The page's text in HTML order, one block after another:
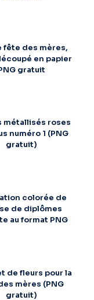
fête des mères,
en papier
gratuit
métallisés roses
numéro 1 (PNG
gratuit)
colorée de
de diplômes
au format PNG
de fleurs pour la
mères (PNG
gratuit)